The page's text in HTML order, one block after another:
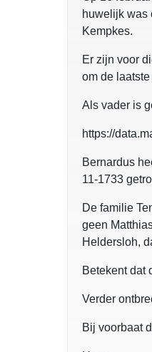
huwelijk was
Kempkes.
Er zijn voor
om de
Als vader is
https://
Bernardus
11-1733
De familie
geen
Heldersloh,
Betekent dat
Verder
Bij voorbaat